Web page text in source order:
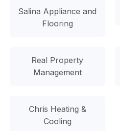
Salina Appliance and
Flooring
Real Property
Management
Chris Heating &
Cooling